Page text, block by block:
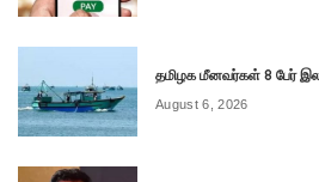
தமிழக மீனவர்கள் 8 பேர்
August 6, 2026